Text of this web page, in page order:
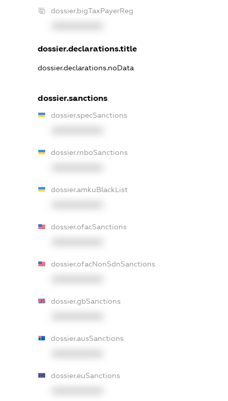
dossier.bigTaxPayerReg
dossier.declarations.title
dossier.declarations.noData
dossier.sanctions
dossier.specSanctions
dossier.rnboSanctions
dossier.amkuBlackList
dossier.ofacSanctions
dossier.ofacNonSdnSanctions
dossier.gbSanctions
dossier.ausSanctions
dossier.euSanctions